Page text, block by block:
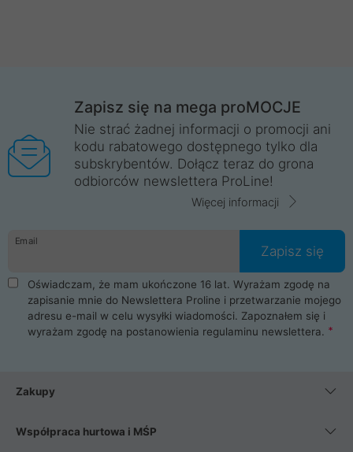
Zapisz się na mega proMOCJE
Nie strać żadnej informacji o promocji ani
kodu rabatowego dostępnego tylko dla
subskrybentów. Dołącz teraz do grona
odbiorców newslettera ProLine!
Więcej informacji
Email
Zapisz się
Oświadczam, że mam ukończone 16 lat. Wyrażam zgodę na
zapisanie mnie do Newslettera Proline i przetwarzanie mojego
adresu e-mail w celu wysyłki wiadomości. Zapoznałem się i
wyrażam zgodę na postanowienia regulaminu newslettera.
Zakupy
Współpraca hurtowa i MŚP